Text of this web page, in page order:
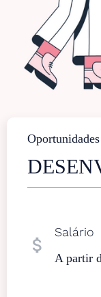
attach_money
Salário
A partir